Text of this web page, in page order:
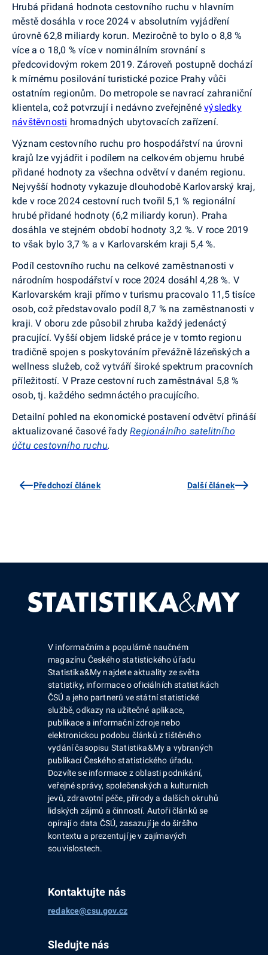
Hrubá přidaná hodnota cestovního ruchu v hlavním
městě dosáhla v roce 2024 v absolutním vyjádření
úrovně 62,8 miliardy korun. Meziročně to bylo o 8,8 %
více a o 18,0 % více v nominálním srovnání s
předcovidovým rokem 2019. Zároveň postupně dochází
k mírnému posilování turistické pozice Prahy vůči
ostatním regionům. Do metropole se navrací zahraniční
klientela, což potvrzují i nedávno zveřejněnévýsledky
návštěvnosti hromadných ubytovacích zařízení.
Význam cestovního ruchu pro hospodářství na úrovni
krajů lze vyjádřit i podílem na celkovém objemu hrubé
přidané hodnoty za všechna odvětví v daném regionu.
Nejvyšší hodnoty vykazuje dlouhodobě Karlovarský kraj,
kde v roce 2024 cestovní ruch tvořil 5,1 % regionální
hrubé přidané hodnoty (6,2 miliardy korun). Praha
dosáhla ve stejném období hodnoty 3,2 %. V roce 2019
to však bylo 3,7 % a v Karlovarském kraji 5,4 %.
Podíl cestovního ruchu na celkové zaměstnanosti v
národním hospodářství v roce 2024 dosáhl 4,28 %. V
Karlovarském kraji přímo v turismu pracovalo 11,5 tisíce
osob, což představovalo podíl 8,7 % na zaměstnanosti v
kraji. V oboru zde působil zhruba každý jedenáctý
pracující. Vyšší objem lidské práce je v tomto regionu
tradičně spojen s poskytováním převážně lázeňských a
wellness služeb, což vytváří široké spektrum pracovních
příležitostí. V Praze cestovní ruch zaměstnával 5,8 %
osob, tj. každého sedmnáctého pracujícího.
Detailní pohled na ekonomické postavení odvětví přináší
aktualizované časové řady Regionálního satelitního
účtu cestovního ruchu.
Předchozí článek Další článek
V informačním a populárně naučném
magazínu Českého statistického úřadu
Statistika&My najdete aktuality ze světa
statistiky, informace o oficiálních statistikách
ČSÚ a jeho partnerů ve státní statistické
službě, odkazy na užitečné aplikace,
publikace a informační zdroje nebo
elektronickou podobu článků z tištěného
vydání časopisu Statistika&My a vybraných
publikací Českého statistického úřadu.
Dozvíte se informace z oblasti podnikání,
veřejné správy, společenských a kulturních
jevů, zdravotní péče, přírody a dalších okruhů
lidských zájmů a činností. Autoři článků se
opírají o data ČSÚ, zasazují je do širšího
kontextu a prezentují je v zajímavých
souvislostech.
Kontaktujte nás
redakce@csu.gov.cz
Sledujte nás